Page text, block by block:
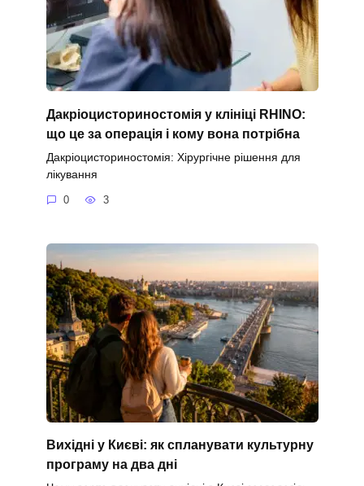
Дакріоцисториностомія у клініці RHINO:
що це за операція і кому вона потрібна
Дакріоцисториностомія: Хірургічне рішення для
лікування
0 3
Вихідні у Києві: як спланувати культурну
програму на два дні